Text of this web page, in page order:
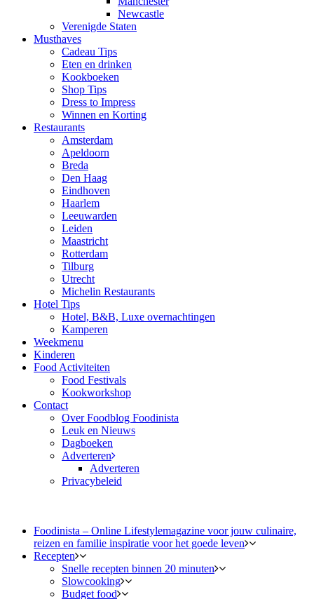
Newcastle
Verenigde Staten
Musthaves
Cadeau Tips
Eten en drinken
Kookboeken
Shop Tips
Dress to Impress
Winnen en Korting
Restaurants
Amsterdam
Apeldoorn
Breda
Den Haag
Eindhoven
Haarlem
Leeuwarden
Leiden
Maastricht
Rotterdam
Tilburg
Utrecht
Michelin Restaurants
Hotel Tips
Hotel, B&B, Luxe overnachtingen
Kamperen
Weekmenu
Kinderen
Food Activiteiten
Food Festivals
Kookworkshop
Contact
Over Foodblog Foodinista
Leuk en Nieuws
Dagboeken
Adverteren
Adverteren
Privacybeleid
Foodinista – Online Lifestylemagazine voor jouw culinaire,
reizen en familie inspiratie voor het goede leven
Recepten
Snelle recepten binnen 20 minuten
Slowcooking
Budget food